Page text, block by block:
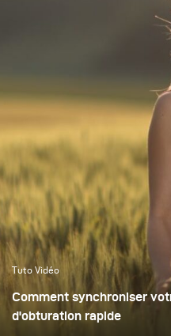
Tuto Vidéo
Comment synchroniser
d'obturation rapide